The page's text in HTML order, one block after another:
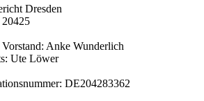
Dresden
Anke Wunderlich
Ute Löwer
DE204283362